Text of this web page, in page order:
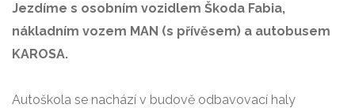
Jezdíme s osobním vozidlem Škoda Fabia,
nákladním vozem MAN (s přívěsem) a autobusem
KAROSA.
Autoškola se nachází v budově odbavovací haly